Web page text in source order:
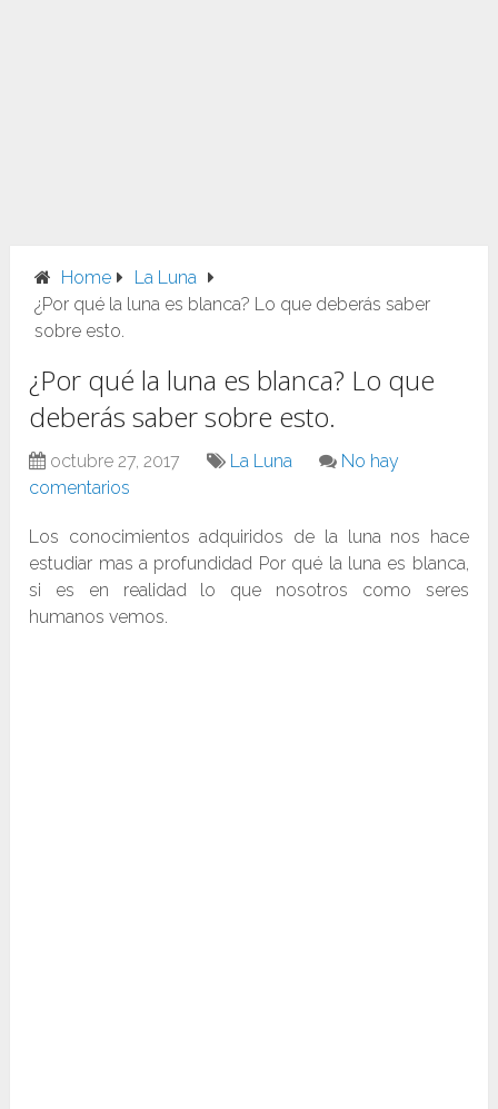
Home
La Luna
¿Por qué la luna es blanca? Lo que deberás saber
sobre esto.
¿Por qué la luna es blanca? Lo que
deberás saber sobre esto.
octubre 27, 2017 La Luna
No hay
comentarios
Los conocimientos adquiridos de la luna nos hace
estudiar mas a profundidad Por qué la luna es blanca,
si es en realidad lo que nosotros como seres
humanos vemos.